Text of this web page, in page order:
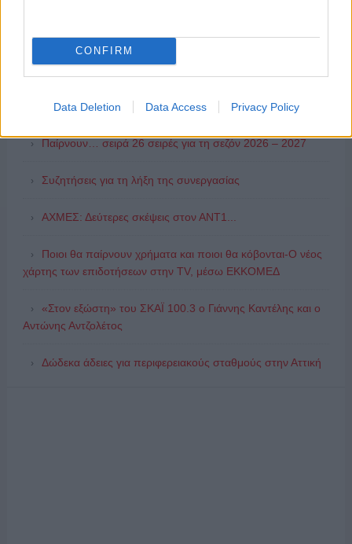
CONFIRM
Data Deletion Data Access Privacy Policy
ΑΙΧΜΕΣ: Καλοκαίρι ανατροπών
Αποχώρησε από την Cosmote TV o Μιχάλης Τσώχος
Παίρνουν… σειρά 26 σειρές για τη σεζόν 2026 – 2027
Συζητήσεις για τη λήξη της συνεργασίας
ΑΧΜΕΣ: Δεύτερες σκέψεις στον ΑΝΤ1...
Ποιοι θα παίρνουν χρήματα και ποιοι θα κόβονται-Ο νέος
χάρτης των επιδοτήσεων στην TV, μέσω ΕΚΚΟΜΕΔ
«Στον εξώστη» του ΣΚΑΪ 100.3 ο Γιάννης Καντέλης και ο
Αντώνης Αντζολέτος
Δώδεκα άδειες για περιφερειακούς σταθμούς στην Αττική